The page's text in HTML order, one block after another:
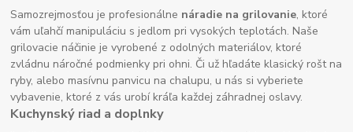
Samozrejmosťou je profesionálne náradie na grilovanie, ktoré
vám uľahčí manipuláciu s jedlom pri vysokých teplotách. Naše
grilovacie náčinie je vyrobené z odolných materiálov, ktoré
zvládnu náročné podmienky pri ohni. Či už hľadáte klasický rošt na
ryby, alebo masívnu panvicu na chalupu, u nás si vyberiete
vybavenie, ktoré z vás urobí kráľa každej záhradnej oslavy.
Kuchynský riad a doplnky